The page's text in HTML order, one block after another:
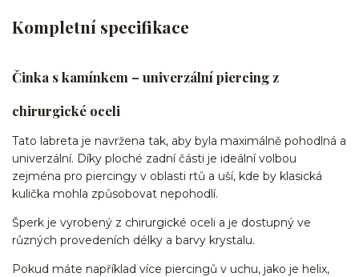
Kompletní specifikace
Činka s kamínkem – univerzální piercing z
chirurgické oceli
Tato labreta je navržena tak, aby byla maximálně pohodlná a
univerzální. Díky ploché zadní části je ideální volbou
zejména pro piercingy v oblasti rtů a uší, kde by klasická
kulička mohla způsobovat nepohodlí.
Šperk je vyrobený z chirurgické oceli a je dostupný ve
různých provedeních délky a barvy krystalu.
Pokud máte například více piercingů v uchu, jako je helix,